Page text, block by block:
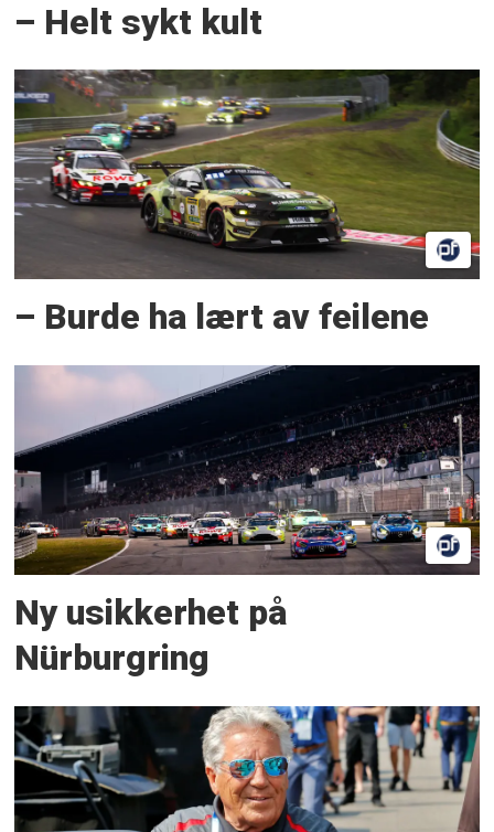
– Helt sykt kult
– Burde ha lært av feilene
Ny usikkerhet på
Nürburgring